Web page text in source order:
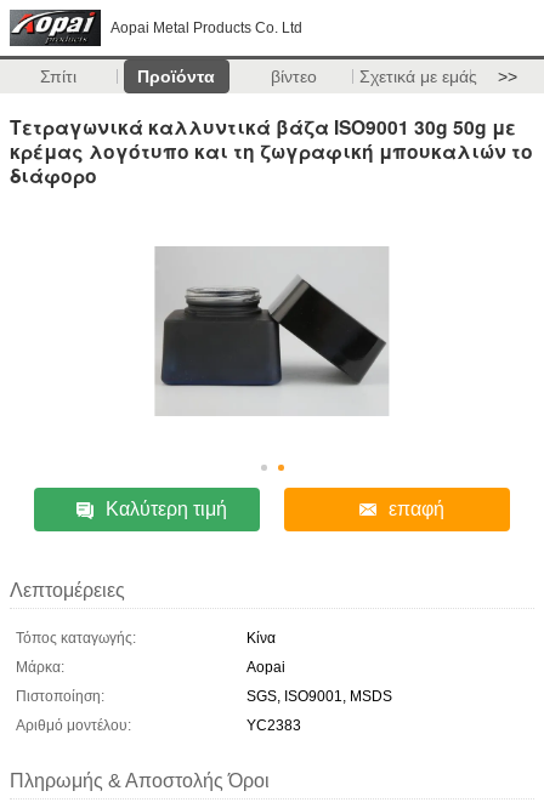
Aopai Metal Products Co. Ltd
Σπίτι Προϊόντα βίντεο Σχετικά με εμάς >>
Τετραγωνικά καλλυντικά βάζα ISO9001 30g 50g με
κρέμας λογότυπο και τη ζωγραφική μπουκαλιών το
διάφορο
Καλύτερη τιμή επαφή
Λεπτομέρειες
Τόπος καταγωγής:
Κίνα
Μάρκα:
Aopai
Πιστοποίηση:
SGS, ISO9001, MSDS
Αριθμό μοντέλου:
YC2383
Πληρωμής & Αποστολής Όροι